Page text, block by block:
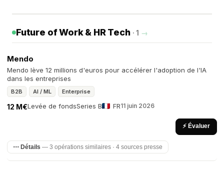
Future of Work & HR Tech · 1 →
Mendo
Mendo lève 12 millions d'euros pour accélérer l'adoption de l'IA
dans les entreprises
B2B AI / ML Enterprise
Levée de fonds
12 M€ Series B FR11 juin 2026
⚡ Évaluer
⋯ Détails — 3 opérations similaires · 4 sources presse